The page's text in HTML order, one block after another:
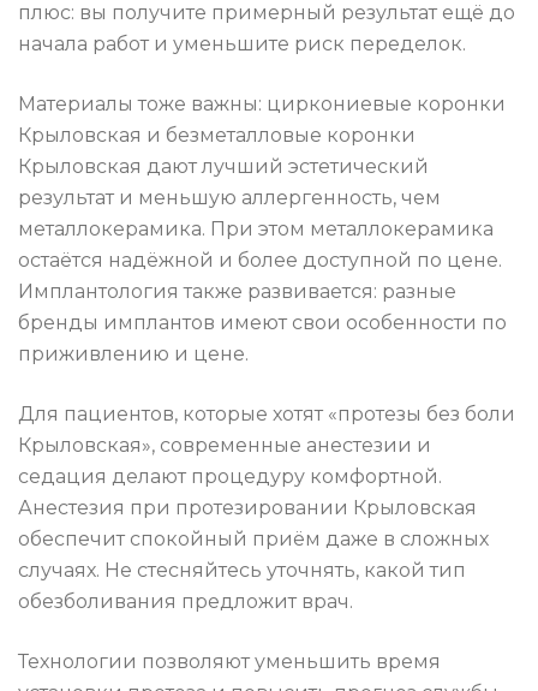
плюс: вы получите примерный результат ещё до
начала работ и уменьшите риск переделок.
Материалы тоже важны: циркониевые коронки
Крыловская и безметалловые коронки
Крыловская дают лучший эстетический
результат и меньшую аллергенность, чем
металлокерамика. При этом металлокерамика
остаётся надёжной и более доступной по цене.
Имплантология также развивается: разные
бренды имплантов имеют свои особенности по
приживлению и цене.
Для пациентов, которые хотят «протезы без боли
Крыловская», современные анестезии и
седация делают процедуру комфортной.
Анестезия при протезировании Крыловская
обеспечит спокойный приём даже в сложных
случаях. Не стесняйтесь уточнять, какой тип
обезболивания предложит врач.
Технологии позволяют уменьшить время